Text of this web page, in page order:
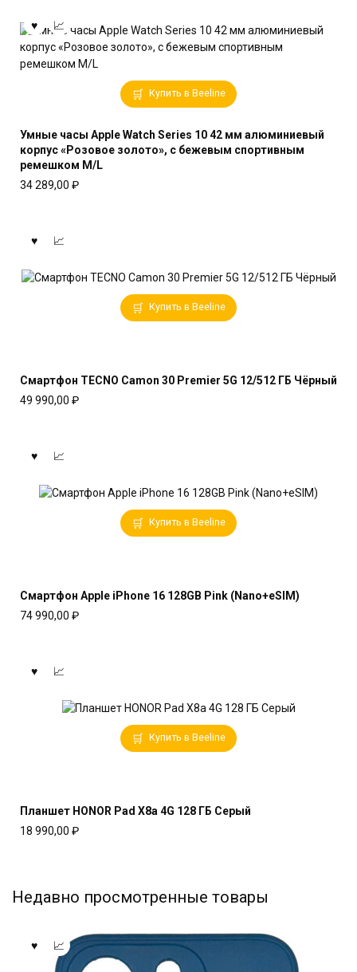
Купить в Beeline
Умные часы Apple Watch Series 10 42 мм алюминиевый
корпус «Розовое золото», с бежевым спортивным
ремешком M/L
34 289,00 ₽
Купить в Beeline
Смартфон TECNO Camon 30 Premier 5G 12/512 ГБ Чёрный
49 990,00 ₽
Купить в Beeline
Смартфон Apple iPhone 16 128GB Pink (Nano+eSIM)
74 990,00 ₽
Купить в Beeline
Планшет HONOR Pad X8a 4G 128 ГБ Серый
18 990,00 ₽
Недавно просмотренные товары